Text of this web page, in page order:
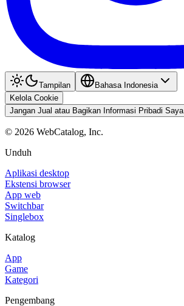
Tampilan
Bahasa Indonesia
Kelola Cookie
Jangan Jual atau Bagikan Informasi Pribadi Saya
© 2026 WebCatalog, Inc.
Unduh
Aplikasi desktop
Ekstensi browser
App web
Switchbar
Singlebox
Katalog
App
Game
Kategori
Pengembang